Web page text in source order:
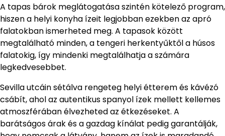
A tapas bárok meglátogatása szintén kötelező program,
hiszen a helyi konyha ízeit legjobban ezekben az apró
falatokban ismerheted meg. A tapasok között
megtalálható minden, a tengeri herkentyűktől a húsos
falatokig, így mindenki megtalálhatja a számára
legkedvesebbet.
Sevilla utcáin sétálva rengeteg helyi étterem és kávézó
csábít, ahol az autentikus spanyol ízek mellett kellemes
atmoszférában élvezheted az étkezéseket. A
barátságos árak és a gazdag kínálat pedig garantálják,